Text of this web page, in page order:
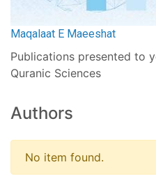
Maqalaat E Maeeshat
Publications presented to
Quranic Sciences
Authors
No item found.